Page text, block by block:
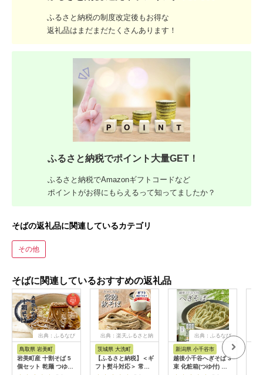
ふるさと納税の制度改定後もお得な
返礼品はまだまだたくさんあります！
ふるさと納税でポイント大量GET！
ふるさと納税でAmazonギフトコードなど
ポイントがお得にもらえるって知ってましたか？
そばの返礼品に関連しているカテゴリ
その他
そばに関連しているおすすめの返礼品
出典：ふるなび
鳥取県 岩美町
岩美町産 十割そば 5
個セット 乾麺 つゆな
出典：楽天ふるさと納
茨城県 大洗町
【ふるさと納税】＜ギ
フト熨斗対応＞ 常陸
出典：ふるなび
新潟県 小千谷市
越後小千谷へぎそば 3
束 化粧箱(つゆ付) 布